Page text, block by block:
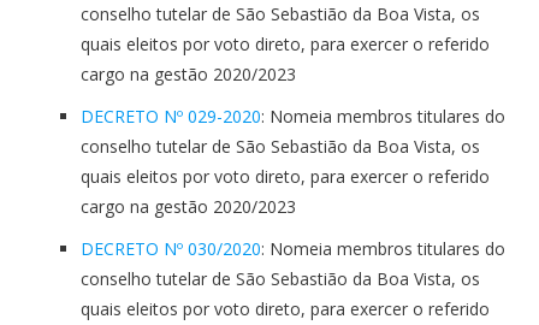
conselho tutelar de São Sebastião da Boa Vista, os
quais eleitos por voto direto, para exercer o referido
cargo na gestão 2020/2023
DECRETO Nº 029-2020: Nomeia membros titulares do
conselho tutelar de São Sebastião da Boa Vista, os
quais eleitos por voto direto, para exercer o referido
cargo na gestão 2020/2023
DECRETO Nº 030/2020: Nomeia membros titulares do
conselho tutelar de São Sebastião da Boa Vista, os
quais eleitos por voto direto, para exercer o referido